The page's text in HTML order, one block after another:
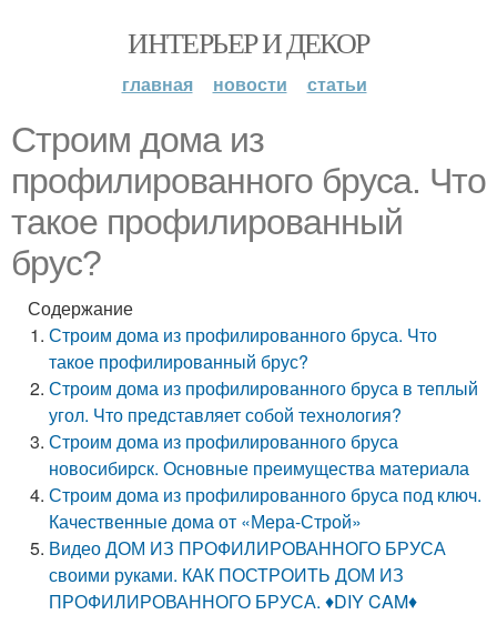
ИНТЕРЬЕР И ДЕКОР
главная новости статьи
Строим дома из
профилированного бруса. Что
такое профилированный
брус?
Содержание
Строим дома из профилированного бруса. Что
такое профилированный брус?
Строим дома из профилированного бруса в теплый
угол. Что представляет собой технология?
Строим дома из профилированного бруса
новосибирск. Основные преимущества материала
Строим дома из профилированного бруса под ключ.
Качественные дома от «Мера-Строй»
Видео ДОМ ИЗ ПРОФИЛИРОВАННОГО БРУСА
своими руками. КАК ПОСТРОИТЬ ДОМ ИЗ
ПРОФИЛИРОВАННОГО БРУСА. ♦DIY CAM♦